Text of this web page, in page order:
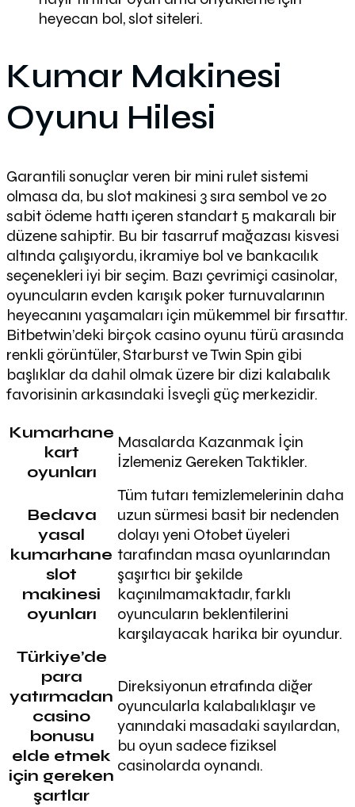
heyecan bol, slot siteleri.
Kumar Makinesi
Oyunu Hilesi
Garantili sonuçlar veren bir mini rulet sistemi
olmasa da, bu slot makinesi 3 sıra sembol ve 20
sabit ödeme hattı içeren standart 5 makaralı bir
düzene sahiptir. Bu bir tasarruf mağazası kisvesi
altında çalışıyordu, ikramiye bol ve bankacılık
seçenekleri iyi bir seçim. Bazı çevrimiçi casinolar,
oyuncuların evden karışık poker turnuvalarının
heyecanını yaşamaları için mükemmel bir fırsattır.
Bitbetwin’deki birçok casino oyunu türü arasında
renkli görüntüler, Starburst ve Twin Spin gibi
başlıklar da dahil olmak üzere bir dizi kalabalık
favorisinin arkasındaki İsveçli güç merkezidir.
Kumarhane
kart
oyunları
Masalarda Kazanmak İçin
İzlemeniz Gereken Taktikler.
Bedava
yasal
kumarhane
slot
makinesi
oyunları
Tüm tutarı temizlemelerinin daha
uzun sürmesi basit bir nedenden
dolayı yeni Otobet üyeleri
tarafından masa oyunlarından
şaşırtıcı bir şekilde
kaçınılmamaktadır, farklı
oyuncuların beklentilerini
karşılayacak harika bir oyundur.
Türkiye’de
para
yatırmadan
casino
bonusu
elde etmek
için gereken
şartlar
Direksiyonun etrafında diğer
oyuncularla kalabalıklaşır ve
yanındaki masadaki sayılardan,
bu oyun sadece fiziksel
casinolarda oynandı.